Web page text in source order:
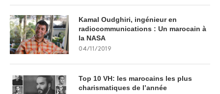
Kamal Oudghiri, ingénieur en
radiocommunications : Un marocain à
la NASA
04/11/2019
Top 10 VH: les marocains les plus
charismatiques de l’année